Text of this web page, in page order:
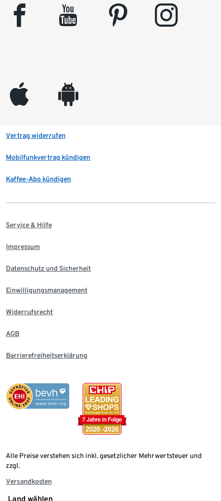
facebook youtube pinterest instagram
appleinc android
Vertrag widerrufen
Mobilfunkvertrag kündigen
Kaffee-Abo kündigen
Service & Hilfe
Impressum
Datenschutz und Sicherheit
Einwilligungsmanagement
Widerrufsrecht
AGB
Barrierefreiheitserklärung
Alle Preise verstehen sich inkl. gesetzlicher Mehrwertsteuer und
zzgl.
Versandkosten
Land wählen